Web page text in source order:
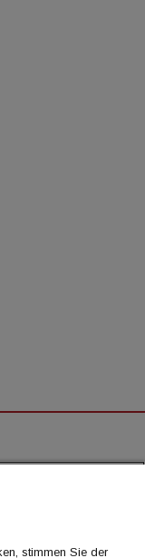
stimmen Sie der